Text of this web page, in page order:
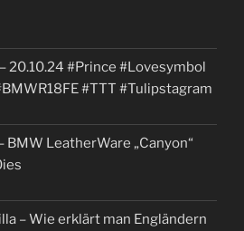
20.10.24 #Prince #Lovesymbol
#TTT #Tulipstagram
LeatherWare „Canyon“
– Wie erklärt man Engländern